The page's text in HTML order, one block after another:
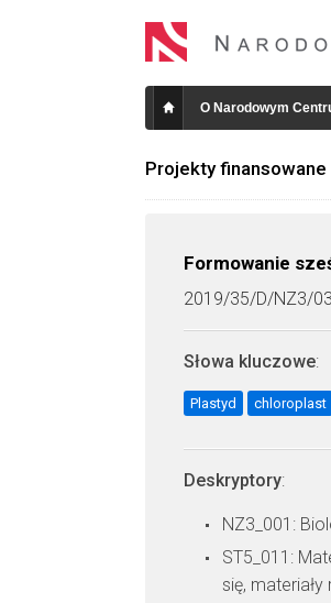
O Narodowym
Projekty finansowane
Formowanie
2019/35/D/NZ3/
Słowa kluczowe:
Plastyd chloroplast
Deskryptory:
NZ3_001:
ST5_011:
się,